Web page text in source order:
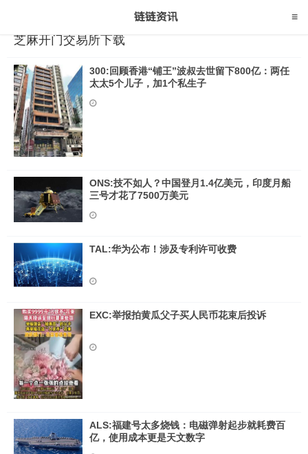
芝麻开门交易所下载
300:回顾香港“铺王”波叔去世留下800亿：两任
太太5个儿子，加1个私生子
ONS:技不如人？中国登月1.4亿美元，印度月船
三号才花了7500万美元
TAL:华为公布！涉及专利许可收费
EXC:举报拍黄瓜父子买人民币花束后投诉
ALS:福建号太多烧钱：电磁弹射起步就耗费百
亿，使用成本更是天文数字